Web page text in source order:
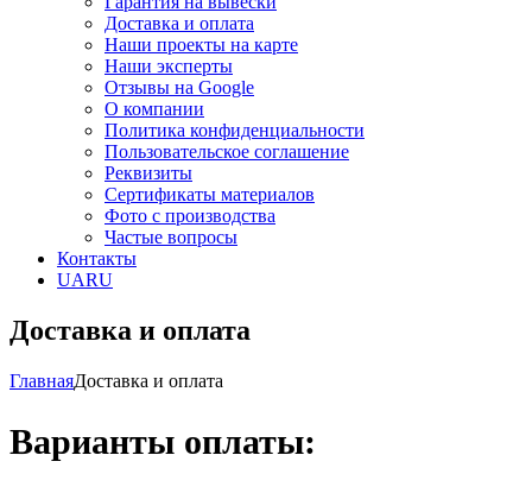
Доставка и оплата
Наши проекты на карте
Наши эксперты
Отзывы на Google
О компании
Политика конфиденциальности
Пользовательское соглашение
Реквизиты
Сертификаты материалов
Фото с производства
Частые вопросы
Контакты
UARU
Доставка и оплата
ГлавнаяДоставка и оплата
Варианты оплаты: